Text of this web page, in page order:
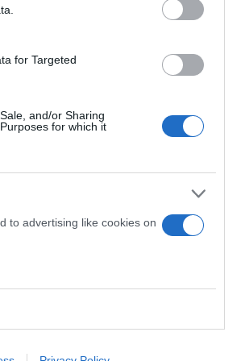
for Targeted
and/or Sharing
for which it
to advertising like cookies on
αρχές και κλιμάκιο
έκανε εξονυχιστικούς ελέγχους,
συγκεκριμένο προϊόν του
και πιο έντονα τα
ότι το κατάστημα
τον αριθμό των ατόμων που